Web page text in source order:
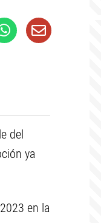
del
ya
en la